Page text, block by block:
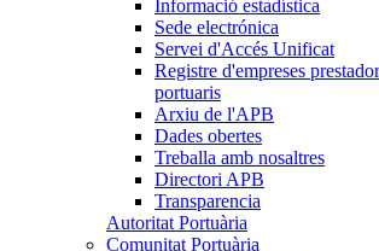
Informació estadística
Sede electrónica
Servei d'Accés Unificat
Registre d'empreses
portuaris
Arxiu de l'APB
Dades obertes
Treballa amb nosaltres
Directori APB
Transparencia
Autoritat Portuària
Comunitat Portuària